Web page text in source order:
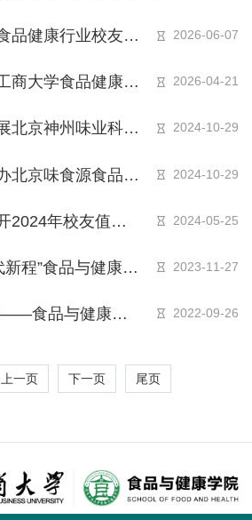
2026-06-07
品健康行业校友联
2026-04-21
商大学食品健康行
2024-10-29
北京神州味业科技
2024-10-29
北京味食源食品科
2024-05-25
2024年校友值年
2023-11-27
程”食品与健康学
2022-09-26
——食品与健康学
上一页 下一页 尾页